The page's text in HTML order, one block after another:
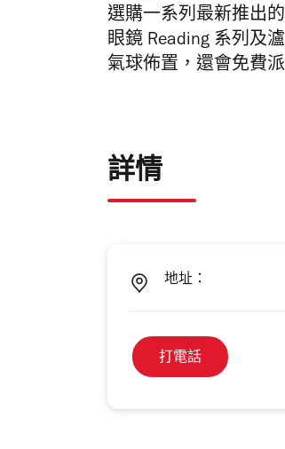
選購一系列最新推出
眼鏡 Reading 系列及
氣球佈置，還會免費
詳情
地址：
打電話